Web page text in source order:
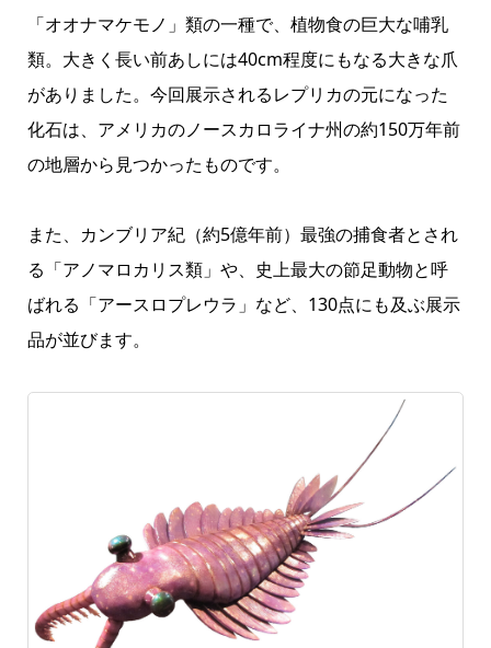
「オオナマケモノ」類の一種で、植物食の巨大な哺乳
類。大きく長い前あしには40cm程度にもなる大きな爪
がありました。今回展示されるレプリカの元になった
化石は、アメリカのノースカロライナ州の約150万年前
の地層から見つかったものです。
また、カンブリア紀（約5億年前）最強の捕食者とされ
る「アノマロカリス類」や、史上最大の節足動物と呼
ばれる「アースロプレウラ」など、130点にも及ぶ展示
品が並びます。